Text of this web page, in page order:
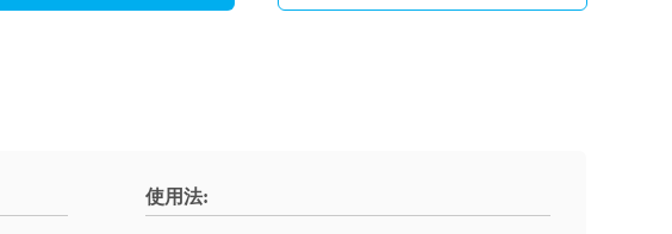
使用法: